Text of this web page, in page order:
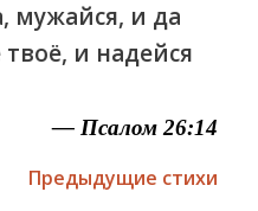
мужайся, и да
твоё, и надейся
— Псалом 26:14
Предыдущие стихи